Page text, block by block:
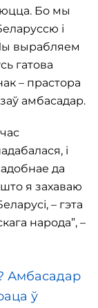
Бо мы
і
вырабляем
гатова
– прастора
амбасадар.
і
да
што я захаваю
– гэта
народа”, –
Амбасадар
ў